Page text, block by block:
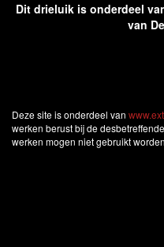
Dit drieluik is onderdeel
van
Deze site is onderdeel van
werken berust bij de
werken mogen niet gebruikt